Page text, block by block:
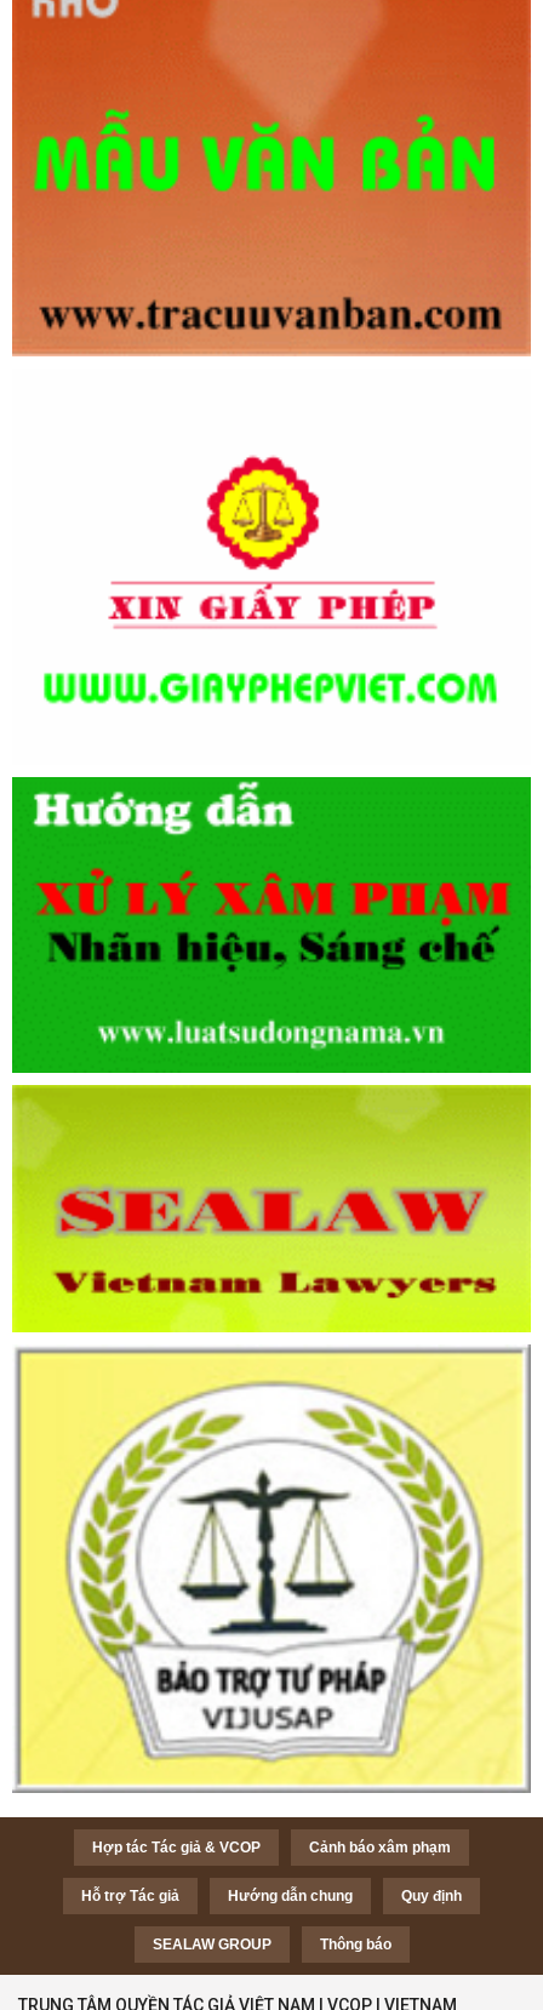
Hợp tác Tác giả & VCOP Cảnh báo xâm phạm
Hỗ trợ Tác giả Hướng dẫn chung Quy định
SEALAW GROUP Thông báo
TRUNG TÂM QUYỀN TÁC GIẢ VIỆT NAM | VCOP | VIETNAM